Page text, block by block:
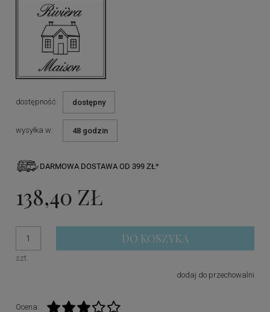
dostępność: dostępny
wysyłka w: 48 godzin
DARMOWA DOSTAWA OD 399 ZŁ*
138,40 ZŁ
szt.
DO KOSZYKA
dodaj do przechowalni
Ocena: